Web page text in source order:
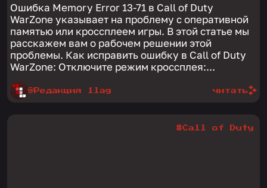
Ошибка Memory Error 13-71 в Call of Duty
WarZone указывает на проблему с оперативной
памятью или кроссплеем игры. В этой статье мы
расскажем вам о рабочем решении этой
проблемы. Как исправить ошибку в Call of Duty
WarZone: Отключите режим кроссплея:...
@Редакция 1lag читать
#Call of Duty